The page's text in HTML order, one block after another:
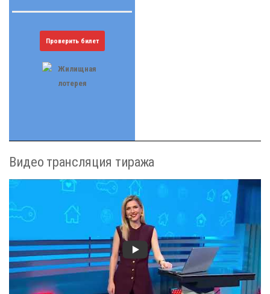
Проверить билет
Видео трансляция тиража